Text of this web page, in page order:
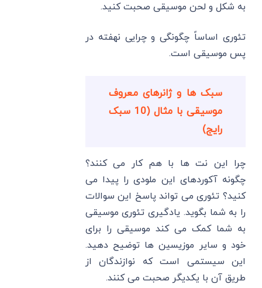
به شکل و لحن موسیقی صحبت کنید.
تئوری اساساً چگونگی و چرایی نهفته در
پس موسیقی است.
سبک ها و ژانرهای معروف
موسیقی با مثال (10 سبک
رایج)
چرا این نت ها با هم کار می کنند؟
چگونه آکوردهای این ملودی را پیدا می
کنید؟ تئوری می تواند پاسخ این سوالات
را به شما بگوید. یادگیری تئوری موسیقی
به شما کمک می کند موسیقی را برای
خود و سایر موزیسین ها توضیح دهید.
این سیستمی است که نوازندگان از
طریق آن با یکدیگر صحبت می کنند.